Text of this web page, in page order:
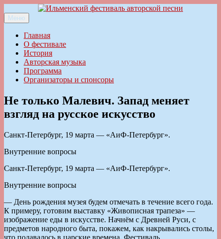
к
содержимому
Ильменский фестиваль авторской песни
Меню
Главная
О фестивале
История
Авторская музыка
Программа
Организаторы и спонсоры
Не только Малевич. Запад меняет
взгляд на русское искусство
Санкт-Петербург, 19 марта — «АиФ-Петербург».
Внутренние вопросы
Санкт-Петербург, 19 марта — «АиФ-Петербург».
Внутренние вопросы
— День рождения музея будем отмечать в течение всего года.
К примеру, готовим выставку «Живописная трапеза» —
изображение еды в искусстве. Начнём с Древней Руси, с
предметов народного быта, покажем, как накрывались столы,
что подавалось в царские времена. Фестиваль